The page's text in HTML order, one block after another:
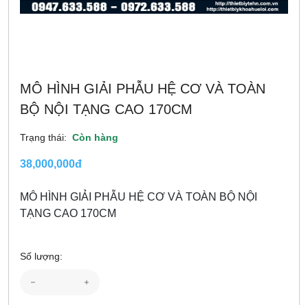
MÔ HÌNH GIẢI PHẪU HỆ CƠ VÀ TOÀN
BỘ NỘI TẠNG CAO 170CM
Trạng thái: Còn hàng
38,000,000đ
MÔ HÌNH GIẢI PHẪU HỆ CƠ VÀ TOÀN BỘ NỘI
TẠNG CAO 170CM
Số lượng: